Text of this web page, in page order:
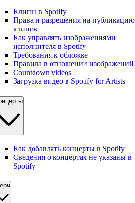
Клипы в Spotify
Права и разрешения на публикацию
клипов
Как управлять изображениями
исполнителя в Spotify
Требования к обложке
Правила в отношении изображений
Countdown videos
Загрузка видео в Spotify for Artists
Как добавлять концерты в Spotify
Сведения о концертах не указаны в
Spotify